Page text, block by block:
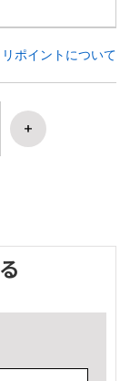
リポイントについて